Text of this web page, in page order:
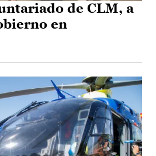
de CLM, a
en